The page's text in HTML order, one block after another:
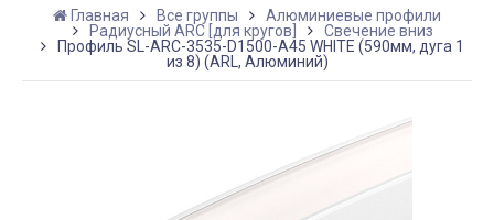
Главная Все группы
Алюминиевые профили
Радиусный ARC [для кругов]
Свечение вниз
Профиль SL-ARC-3535-D1500-A45 WHITE (590мм, дуга 1
из 8) (ARL, Алюминий)